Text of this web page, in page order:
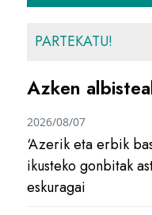
PARTEKATU!
Azken
‘Azerik eta erbik
ikusteko gonbitak
eskuragai
2026/08/07